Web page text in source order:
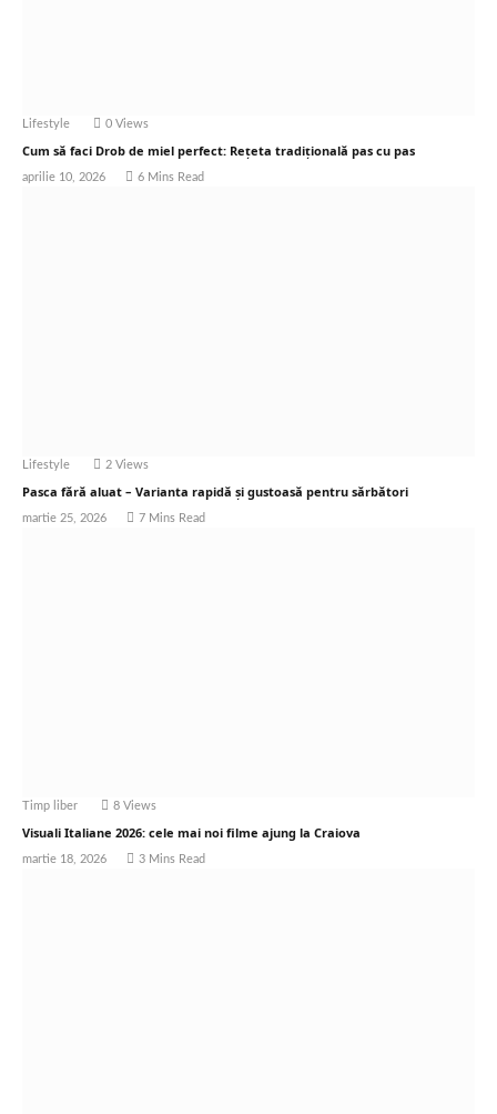
Lifestyle 0 Views
Cum să faci Drob de miel perfect: Rețeta tradițională pas cu pas
aprilie 10, 2026 6 Mins Read
Lifestyle 2 Views
Pasca fără aluat – Varianta rapidă și gustoasă pentru sărbători
martie 25, 2026 7 Mins Read
Timp liber 8 Views
Visuali Italiane 2026: cele mai noi filme ajung la Craiova
martie 18, 2026 3 Mins Read